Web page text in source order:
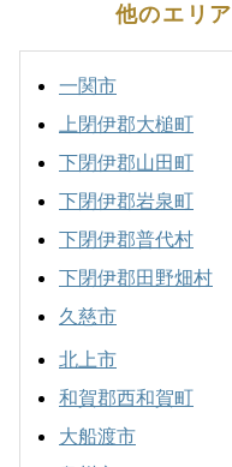
他のエリア
一関市
上閉伊郡大槌町
下閉伊郡山田町
下閉伊郡岩泉町
下閉伊郡普代村
下閉伊郡田野畑村
久慈市
北上市
和賀郡西和賀町
大船渡市